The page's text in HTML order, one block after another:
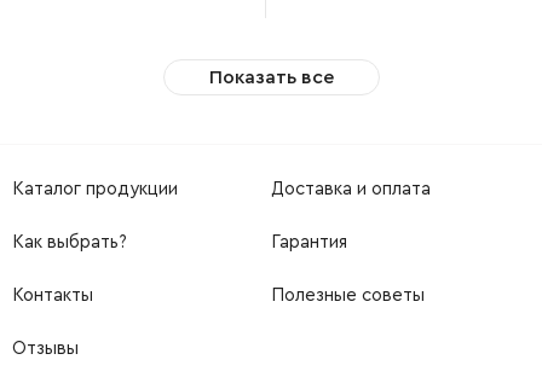
Показать все
Каталог продукции Доставка и оплата
Как выбрать? Гарантия
Контакты Полезные советы
Отзывы